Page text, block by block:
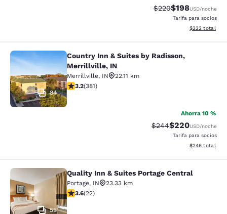
Tarifa tachada:
$220Tarifa reducida:
$198USD/noche
Tarifa para socios
Ver detalles
$222 total
Country Inn & Suites by Radisson,
84
Country Inn & Suites by Radisson,
Merrillville, IN
Merrillville, IN
22.11 km
Calificación de 3.18 estrellas. Bueno. 381 reseñas
3.2(381)
Ahorra 10 %
Tarifa tachada:
$244Tarifa reducida:
$220USD/noche
Tarifa para socios
Ver detalles
$246 total
Quality Inn & Suites Portage Central
55
Quality Inn & Suites Portage Central
Portage, IN
23.33 km
Calificación de 3.64 estrellas. Bueno. 22 reseñas
3.6(22)